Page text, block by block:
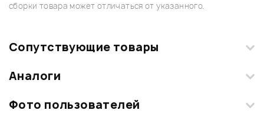
сборки товара может отличаться от указанного.
Сопутствующие товары
Аналоги
Фото пользователей